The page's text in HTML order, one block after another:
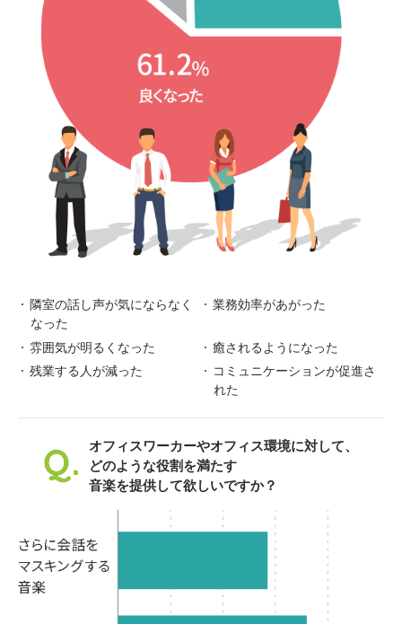
隣室の話し声が気にならなく
なった
業務効率があがった
雰囲気が明るくなった
癒されるようになった
残業する人が減った
コミュニケーションが促進さ
れた
オフィスワーカーやオフィス環境に対して、
どのような役割を満たす
音楽を提供して欲しいですか？